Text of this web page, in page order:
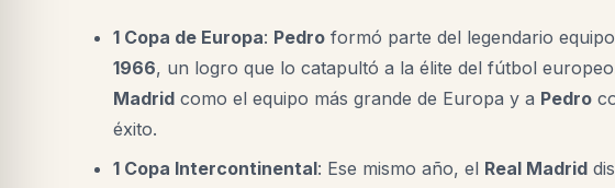
1 Copa de Europa: Pedro formó parte del legendario
1966, un logro que lo catapultó a la élite del fútbol
Madrid como el equipo más grande de Europa y a Pedro
éxito.
1 Copa Intercontinental: Ese mismo año, el Real Madrid